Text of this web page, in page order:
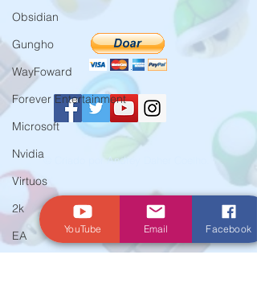
Obsidian
Gungho
WayFoward
Forever Entertainment
Microsoft
Nvidia
Virtuos
2k
EA
© Criado por Andrey Daher Coelho.
YouTube Email Facebook